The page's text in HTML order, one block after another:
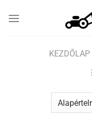
KEZDŐLAP